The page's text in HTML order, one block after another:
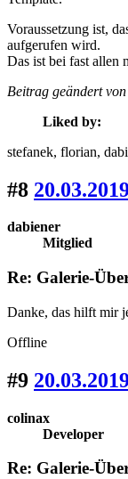
Voraussetzung ist,
aufgerufen wird.
Das ist bei fast allen
Beitrag geändert
Liked by:
stefanek, florian,
#8
dabiener
Mitglied
Re: Galerie-
Danke, das hilft mir
Offline
#9
colinax
Developer
Re: Galerie-